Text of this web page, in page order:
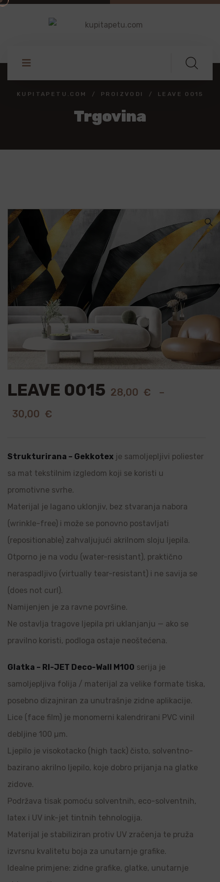
KUPITAPETU.COM PROIZVODI LEAVE 0015
Trgovina
🔍
LEAVE 0015 28,00 €
–
30,00 €
Strukturirana – Gekkotex je samoljepljivi poliester
sa mat tekstilnim izgledom koji se koristi u
promotivne svrhe.
Materijal je lagano uklonjiv, bez stvaranja nabora
(wrinkle-free) i može se ponovno postavljati
(repositionable) zahvaljujući akrilnom sloju ljepila.
Otporno je na vodu (water-resistant), praktično
neraspadljivo (virtually tear-resistant) i ne savija se
(does not curl).
Namijenjen je za ravne površine.
Ne ostavlja tragove ljepila pri uklanjanju — ako se
pravilno koristi, podloga ostaje neoštećena.
Glatka – RI-JET Deco-Wall M100 serija je
samoljepljiva folija / materijal za velike formate tiska,
posebno dizajniran za unutrašnje zidne aplikacije.
Lice (face film) je monomerni kalendrirani PVC vinil
debljine 100 µm.
Ljepilo je visokotacko (high tack) čisto, solventno-
bazirano akrilno ljepilo, koje dobro prijanja na glatke
zidove.
Podržava tisak pomoću solventnih, eco-solventnih,
latex i UV ink-jet tintnih tehnologija.
Materijal je stabiliziran protiv UV zračenja te pruža
izvrsnu kvalitetu boja za unutarnje grafike.
Idealne primjene: zidne grafike, glatke, unutarnje